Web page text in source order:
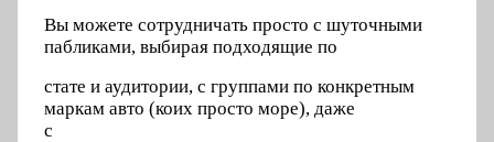
Вы можете сотрудничать просто с шуточными
пабликами, выбирая подходящие по
стате и аудитории, с группами по конкретным
маркам авто (коих просто море), даже
с